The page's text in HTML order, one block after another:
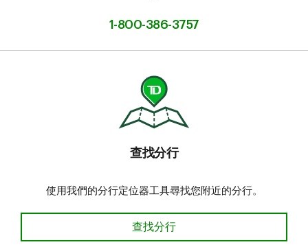
1-800-386-3757
查找分行​​​​​​​
使用我們的分行定位器工具尋找您附近的分行。
查找分行​​​​​​​
查找分行​​​​​​​